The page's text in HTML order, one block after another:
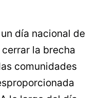
día nacional de
la brecha
comunidades